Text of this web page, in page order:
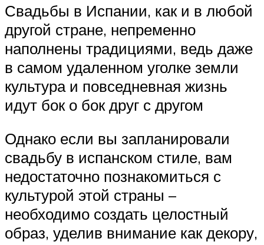
Свадьбы в Испании, как и в любой
другой стране, непременно
наполнены традициями, ведь даже
в самом удаленном уголке земли
культура и повседневная жизнь
идут бок о бок друг с другом
Однако если вы запланировали
свадьбу в испанском стиле, вам
недостаточно познакомиться с
культурой этой страны –
необходимо создать целостный
образ, уделив внимание как декору,